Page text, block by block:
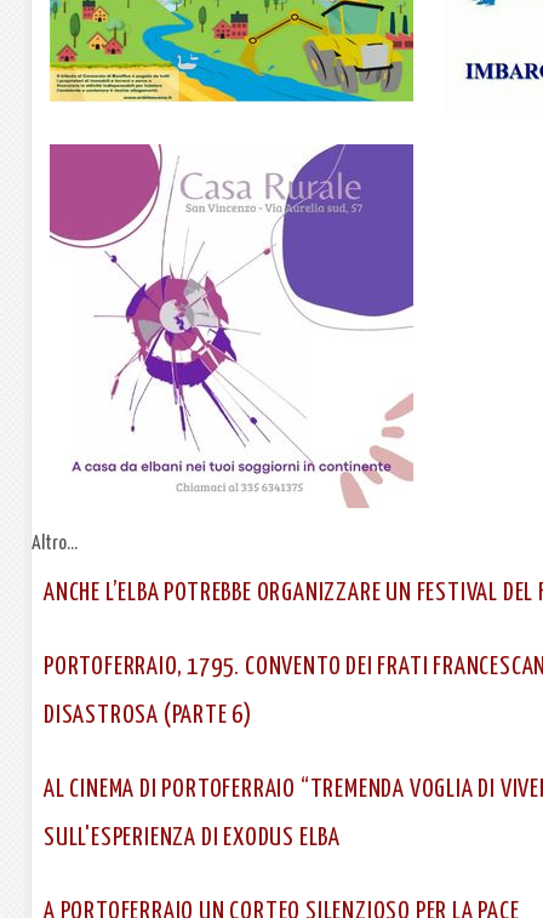
Altro...
ANCHE L’ELBA POTREBBE ORGANIZZARE UN FESTIVAL DEL
PORTOFERRAIO, 1795. CONVENTO DEI FRATI
DISASTROSA (PARTE 6)
AL CINEMA DI PORTOFERRAIO “TREMENDA VOGLIA DI
SULL'ESPERIENZA DI EXODUS ELBA
A PORTOFERRAIO UN CORTEO SILENZIOSO PER LA PACE